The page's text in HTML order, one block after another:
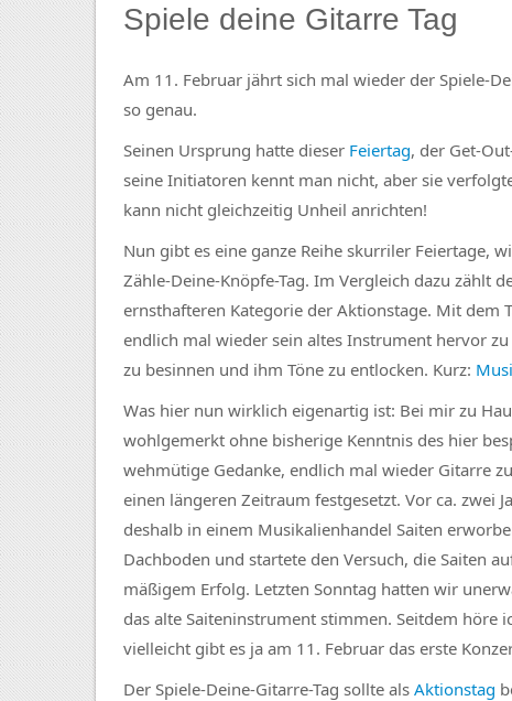
Spiele deine Gitarre Tag
Am 11. Februar jährt sich mal wieder der Spiele-
so genau.
Seinen Ursprung hatte dieser Feiertag, der Get-
seine Initiatoren kennt man nicht, aber sie
kann nicht gleichzeitig Unheil anrichten!
Nun gibt es eine ganze Reihe skurriler Feiertage,
Zähle-Deine-Knöpfe-Tag. Im Vergleich dazu zählt
ernsthafteren Kategorie der Aktionstage. Mit dem
endlich mal wieder sein altes Instrument hervor
zu besinnen und ihm Töne zu entlocken. Kurz:
Was hier nun wirklich eigenartig ist: Bei mir zu
wohlgemerkt ohne bisherige Kenntnis des hier
wehmütige Gedanke, endlich mal wieder Gitarre
einen längeren Zeitraum festgesetzt. Vor ca. zwei
deshalb in einem Musikalienhandel Saiten
Dachboden und startete den Versuch, die Saiten
mäßigem Erfolg. Letzten Sonntag hatten wir
das alte Saiteninstrument stimmen. Seitdem höre
vielleicht gibt es ja am 11. Februar das erste
Der Spiele-Deine-Gitarre-Tag sollte als Aktionstag